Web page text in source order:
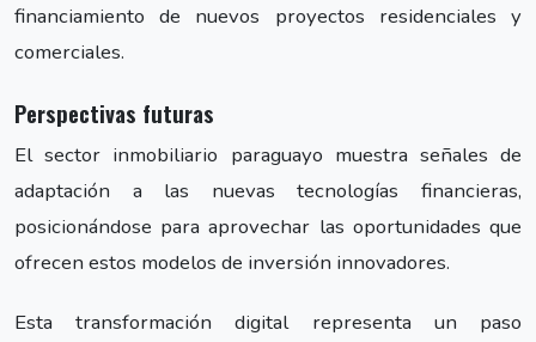
financiamiento de nuevos proyectos residenciales y
comerciales.
Perspectivas futuras
El sector inmobiliario paraguayo muestra señales de
adaptación a las nuevas tecnologías financieras,
posicionándose para aprovechar las oportunidades que
ofrecen estos modelos de inversión innovadores.
Esta transformación digital representa un paso